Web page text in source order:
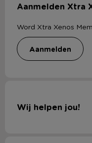
Aanmelden Xtra
Word Xtra Xenos
aanmelden
Wij helpen jou!